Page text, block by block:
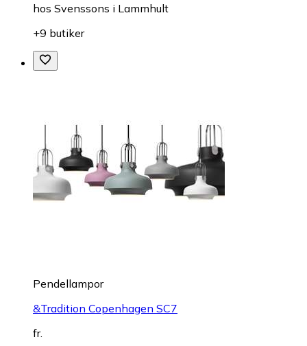
hos Svenssons i Lammhult
+9 butiker
Pendellampor
&Tradition Copenhagen SC7
fr.